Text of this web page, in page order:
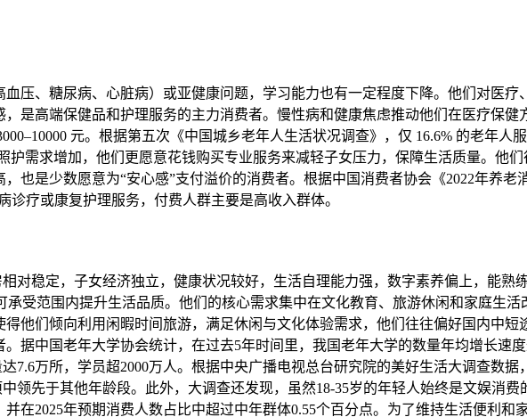
压、糖尿病、心脏病）或亚健康问题，学习能力也有一定程度下降。他们对医疗
是高端保健品和护理服务的主力消费者。慢性病和健康焦虑推动他们在医疗保健
元。根据第五次《中国城乡老年人生活状况调查》，仅 16.6% 的老年人
护需求增加，他们更愿意花钱购买专业服务来减轻子女压力，保障生活质量。他
也是少数愿意为“安心感”支付溢价的消费者。根据中国消费者协会《2022年养老
诊疗或康复护理服务，付费人群主要是高收入群体。
对稳定，子女经济独立，健康状况较好，生活自理能力强，数字素养偏上，能熟
受范围内提升生活品质。他们的核心需求集中在文化教育、旅游休闲和家庭生
他们倾向利用闲暇时间旅游，满足休闲与文化体验需求，他们往往偏好国内中短
据中国老年大学协会统计，在过去5年时间里，我国老年大学的数量年均增长速
7.6万所，学员超2000万人。根据中央广播电视总台研究院的美好生活大调查数据
领先于其他年龄段。此外，大调查还发现，虽然18-35岁的年轻人始终是文娱消费
在2025年预期消费人数占比中超过中年群体0.55个百分点。为了维持生活便利和